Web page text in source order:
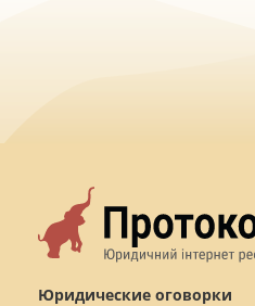
Юридические оговорки